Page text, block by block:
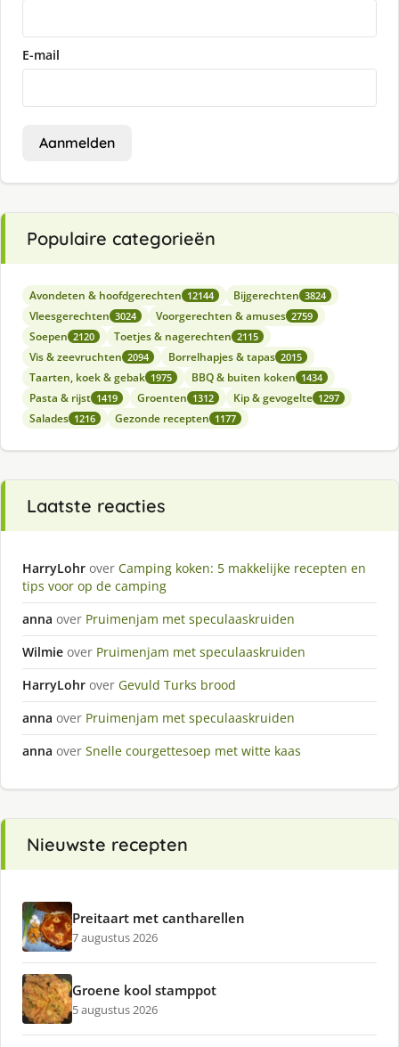
E-mail
Aanmelden
Populaire categorieën
Avondeten & hoofdgerechten 12144 Bijgerechten 3824
Vleesgerechten 3024 Voorgerechten & amuses 2759
Soepen 2120 Toetjes & nagerechten 2115
Vis & zeevruchten 2094 Borrelhapjes & tapas 2015
Taarten, koek & gebak 1975 BBQ & buiten koken 1434
Pasta & rijst 1419 Groenten 1312 Kip & gevogelte 1297
Salades 1216 Gezonde recepten 1177
Laatste reacties
HarryLohr over Camping koken: 5 makkelijke recepten en
tips voor op de camping
anna over Pruimenjam met speculaaskruiden
Wilmie over Pruimenjam met speculaaskruiden
HarryLohr over Gevuld Turks brood
anna over Pruimenjam met speculaaskruiden
anna over Snelle courgettesoep met witte kaas
Nieuwste recepten
Preitaart met cantharellen
7 augustus 2026
Groene kool stamppot
5 augustus 2026